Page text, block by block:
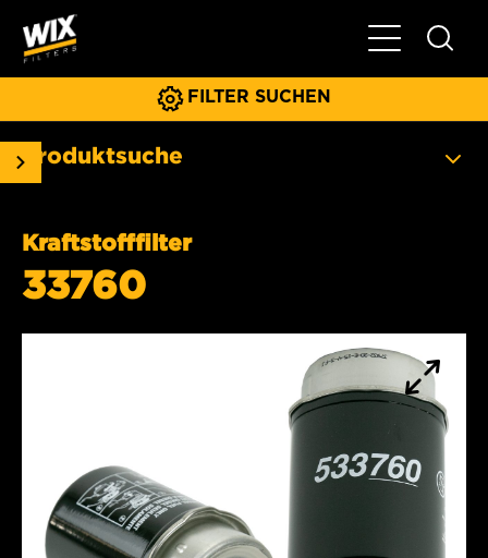
FILTER SUCHEN
Produktsuche
Kraftstofffilter
33760